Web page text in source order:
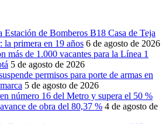
Estación de Bomberos B18 Casa de Teja
primera en 19 años 6 de agosto de 2026
más de 1.000 vacantes para la Línea 1
5 de agosto de 2026
permisos para porte de armas en
5 de agosto de 2026
número 16 del Metro y supera el 50 %
de obra del 80,37 % 4 de agosto de